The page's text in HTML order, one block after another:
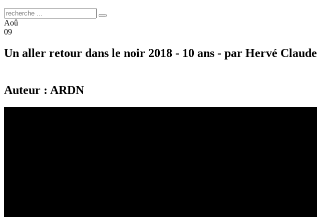
Aoû
09
Un aller retour dans le noir 2018 - 10 ans - par Hervé Claude
Auteur : ARDN